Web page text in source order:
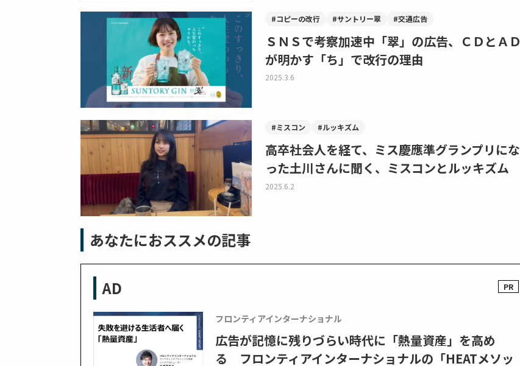
#コピーの改行 #サントリー翠 #交通広告
ＳＮＳで考察加速中「翠」の広告、ＣＤとＡＤ
が明かす「ち」で改行の理由
2025.3.6
#ミスコン #ルッキズム
高卒社会人を経て、ミス慶應準グランプリにな
った土川さんに聞く、ミスコンとルッキズム
2025.6.2
あなたにおススメの記事
AD
フロンティアインターナショナル
広告が記憶に残りづらい時代に「熱量資産」を高め
る フロンティアインターナショナルの「HEATメソッ